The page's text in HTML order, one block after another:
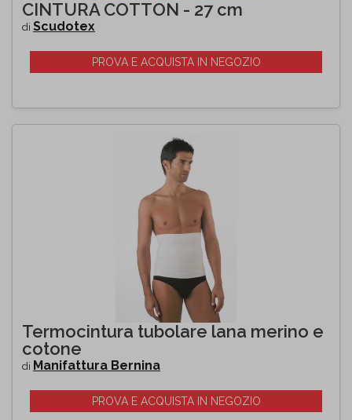
CINTURA COTTON - 27 cm
di Scudotex
PROVA E ACQUISTA IN NEGOZIO
Termocintura tubolare lana merino e
cotone
di Manifattura Bernina
PROVA E ACQUISTA IN NEGOZIO